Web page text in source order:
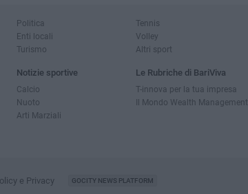
Politica
Enti locali
Turismo
Notizie sportive
Calcio
Nuoto
Arti Marziali
Tennis
Volley
Altri sport
Le Rubriche di BariViva
T-innova per la tua impresa
Il Mondo Wealth Management
e Privacy GOCITY NEWS PLATFORM